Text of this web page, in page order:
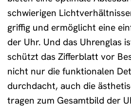
schwierigen
griffig und ermöglicht eine
der Uhr. Und das Uhrenglas
schützt das Zifferblatt vor
nicht nur die funktionalen
durchdacht, auch die
tragen zum Gesamtbild der